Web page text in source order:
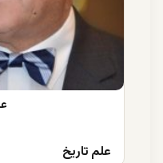
علم تاریخ